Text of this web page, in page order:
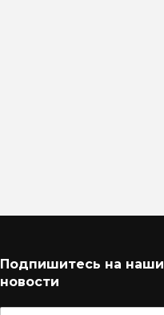
Подпишитесь на наши
новости